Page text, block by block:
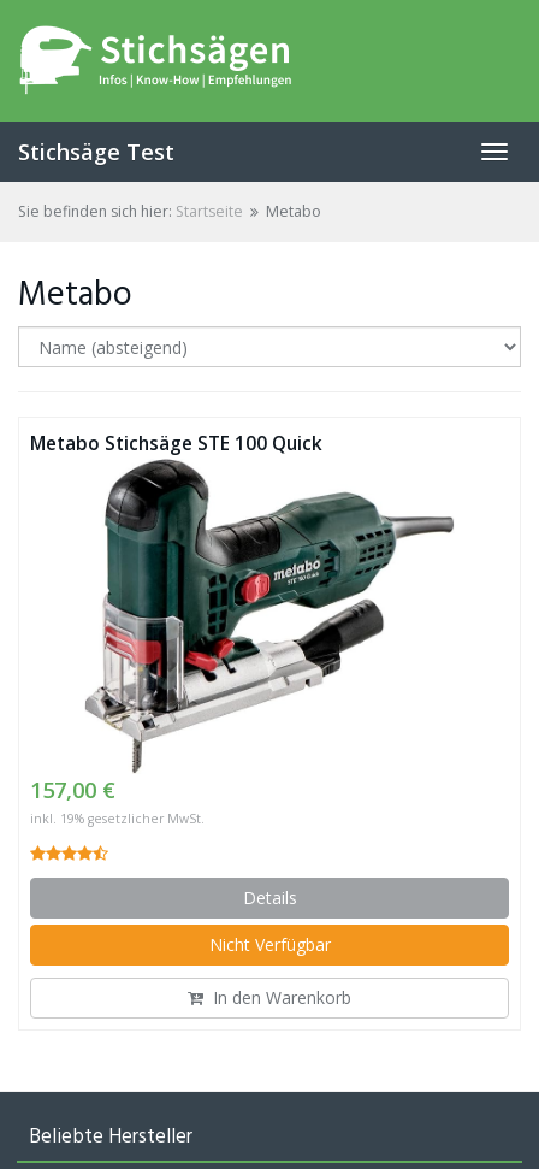
main
content
Stichsäge Test
Sie befinden sich hier: Startseite Metabo
Metabo
Metabo Stichsäge STE 100 Quick
157,00 €
inkl. 19% gesetzlicher MwSt.
Details
Nicht Verfügbar
In den Warenkorb
Beliebte Hersteller